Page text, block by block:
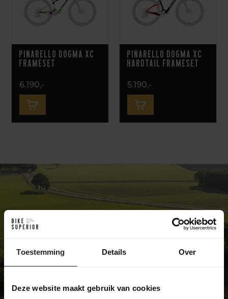
Toestemming Details Over
Deze website maakt gebruik van cookies
Pinarello Dogma XC
Frameset
6.190,-
Pinarello Dogma XC
Hardtail Frameset
5.190,-
Exclusive bike shop
we're pretty proud of that. We sell
unique models and have a real
showroom and discover it for